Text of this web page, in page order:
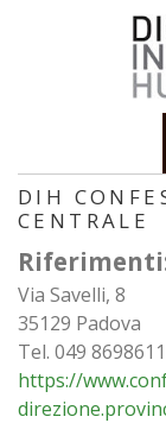
DIH
CENTRALE
Via Savelli, 8
35129 Padova
Tel. 049 8698611
https://